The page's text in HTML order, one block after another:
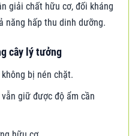
giải chất hữu cơ, đối kháng
năng hấp thu dinh dưỡng.
cây lý tưởng
bị nén chặt.
giữ được độ ẩm cần